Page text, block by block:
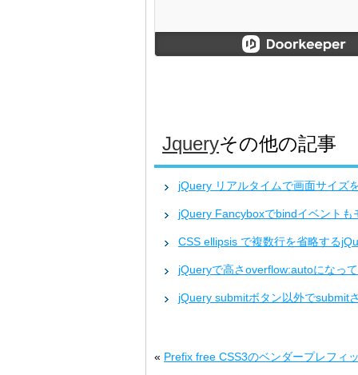
Jqueryその他の記事
jQuery リアルタイムで画面サイズ
jQuery Fancyboxでbindイベントも
CSS ellipsis で複数行を省略する
jQueryで高さoverflow:autoになっ
jQuery submitボタン以外でsubmit
« Prefix free CSS3のベンダープレフィ